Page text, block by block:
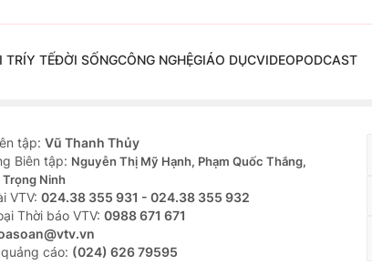
TRÍY TẾĐỜI SỐNGCÔNG NGHỆGIÁO DỤCVIDEOPODCAST
tập: Vũ Thanh Thủy
Biên tập: Nguyễn Thị Mỹ Hạnh, Phạm Quốc Thắng,
Ninh
VTV: 024.38 355 931 - 024.38 355 932
Thời báo VTV: 0988 671 671
cáo: (024) 626 79595